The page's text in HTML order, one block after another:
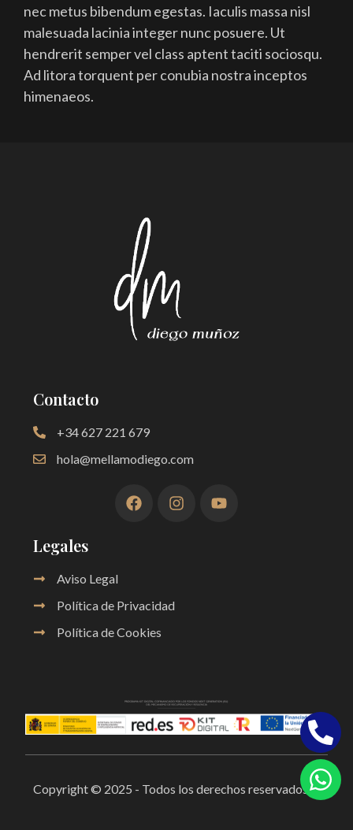
nec metus bibendum egestas. Iaculis massa nisl
malesuada lacinia integer nunc posuere. Ut
hendrerit semper vel class aptent taciti sociosqu.
Ad litora torquent per conubia nostra inceptos
himenaeos.
Contacto
+34 627 221 679
hola@mellamodiego.com
Legales
Aviso Legal
Política de Privacidad
Política de Cookies
Copyright © 2025 - Todos los derechos reservados.